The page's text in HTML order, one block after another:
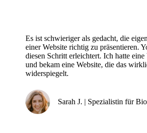
Es ist schwieriger als gedacht, die
einer Website richtig zu präsentieren.
diesen Schritt erleichtert. Ich hatte
und bekam eine Website, die das
widerspiegelt.
Sarah J. | Spezialistin für